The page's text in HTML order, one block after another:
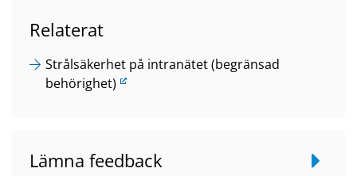
Relaterat
Strålsäkerhet på intranätet (begränsad
behörighet)
L
iLämna feedback